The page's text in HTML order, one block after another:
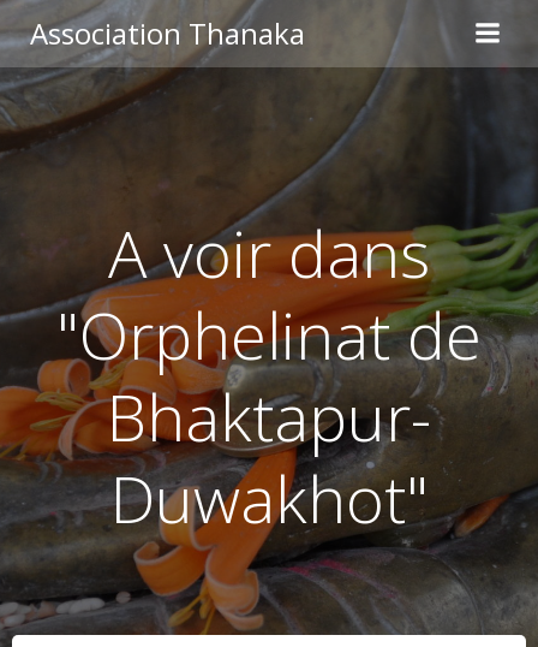
au
contenu
Association Thanaka
A voir dans
"Orphelinat de
Bhaktapur-
Duwakhot"